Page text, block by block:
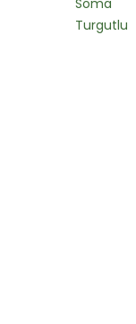
Soma
Turgutlu